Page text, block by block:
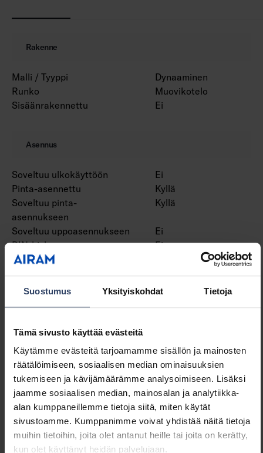
Suostumus Yksityiskohdat Tietoja
Tämä sivusto käyttää evästeitä
Käytämme evästeitä tarjoamamme sisällön ja mainosten
räätälöimiseen, sosiaalisen median ominaisuuksien
tukemiseen ja kävijämäärämme analysoimiseen. Lisäksi
jaamme sosiaalisen median, mainosalan ja analytiikka-
alan kumppaneillemme tietoja siitä, miten käytät
sivustoamme. Kumppanimme voivat yhdistää näitä tietoja
muihin tietoihin, joita olet antanut heille tai joita on kerätty,
kun olet käyttänyt heidän palvelujaan.
Rakenne
Malli / Tyyppi
Dynaaminen
Runko
Muovikotelo
Sisäänrakennettu
Ei
Asennus
Soveltuu ulkokäyttöön
Ei
Pinta-asennettu
Kyllä
Soveltuu pinta-
asennukseen
Kyllä
Soveltuu uppoasennukseen
Ei
DIN-kiskoasennus
Ei
Kotelointiluokka (IP)
Ohjausmenetelmä
Ohjelmoitava
Ei
Apple HomeKit -
yhteensopiva
Ei
Google Assistant -
yhteensopiva
Ei
Amazon Alexa -
yhteensopiva
Ei